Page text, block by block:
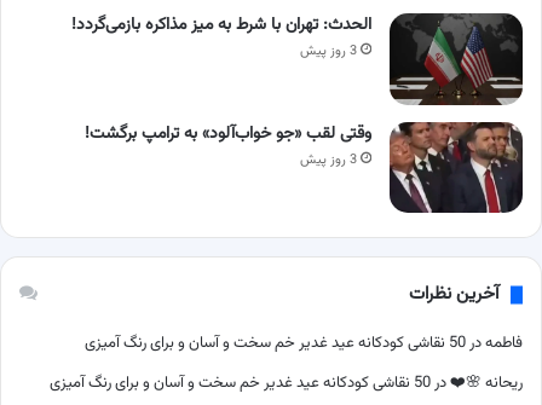
الحدث: تهران با شرط به میز مذاکره بازمی‌گردد!
3 روز پیش
وقتی لقب «جو خواب‌آلود» به ترامپ برگشت!
3 روز پیش
آخرین نظرات
فاطمهدر50 نقاشی کودکانه عید غدیر خم سخت و آسان و برای رنگ آمیزی
ریحانه 🌸❤️در50 نقاشی کودکانه عید غدیر خم سخت و آسان و برای رنگ آمیزی